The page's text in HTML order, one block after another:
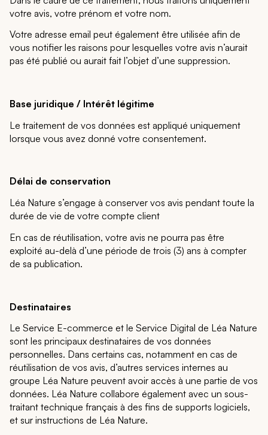
votre avis, votre prénom et votre nom.
Votre adresse email peut également être utilisée afin de
vous notifier les raisons pour lesquelles votre avis n’aurait
pas été publié ou aurait fait l’objet d’une suppression.
Base juridique / Intérêt légitime
Le traitement de vos données est appliqué uniquement
lorsque vous avez donné votre consentement.
Délai de conservation
Léa Nature s’engage à conserver vos avis pendant toute la
durée de vie de votre compte client
En cas de réutilisation, votre avis ne pourra pas être
exploité au-delà d’une période de trois (3) ans à compter
de sa publication.
Destinataires
Le Service E-commerce et le Service Digital de Léa Nature
sont les principaux destinataires de vos données
personnelles. Dans certains cas, notamment en cas de
réutilisation de vos avis, d’autres services internes au
groupe Léa Nature peuvent avoir accès à une partie de vos
données. Léa Nature collabore également avec un sous-
traitant technique français à des fins de supports logiciels,
et sur instructions de Léa Nature.